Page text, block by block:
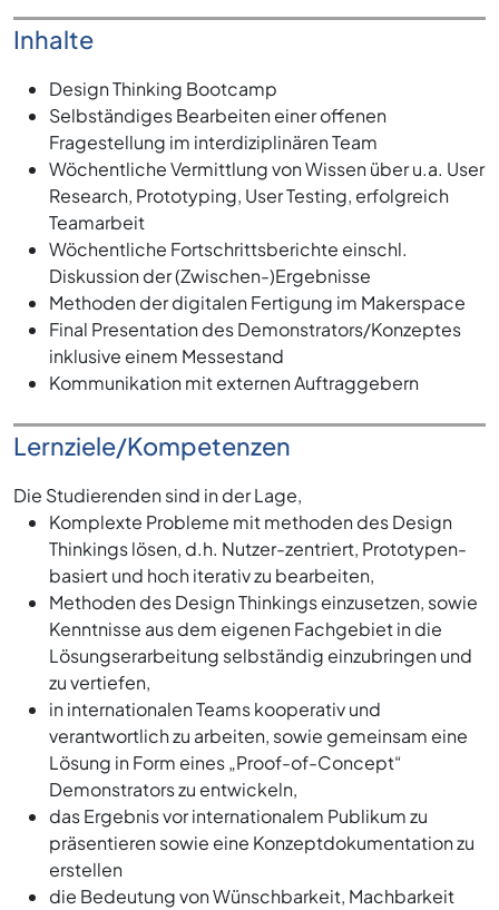
Inhalte
Design Thinking Bootcamp
Selbständiges Bearbeiten einer offenen
Fragestellung im interdiziplinären Team
Wöchentliche Vermittlung von Wissen über u.a. User
Research, Prototyping, User Testing, erfolgreich
Teamarbeit
Wöchentliche Fortschrittsberichte einschl.
Diskussion der (Zwischen-)Ergebnisse
Methoden der digitalen Fertigung im Makerspace
Final Presentation des Demonstrators/Konzeptes
inklusive einem Messestand
Kommunikation mit externen Auftraggebern
Lernziele/Kompetenzen
Die Studierenden sind in der Lage,
Komplexte Probleme mit methoden des Design
Thinkings lösen, d.h. Nutzer-zentriert, Prototypen-
basiert und hoch iterativ zu bearbeiten,
Methoden des Design Thinkings einzusetzen, sowie
Kenntnisse aus dem eigenen Fachgebiet in die
Lösungserarbeitung selbständig einzubringen und
zu vertiefen,
in internationalen Teams kooperativ und
verantwortlich zu arbeiten, sowie gemeinsam eine
Lösung in Form eines „Proof-of-Concept“
Demonstrators zu entwickeln,
das Ergebnis vor internationalem Publikum zu
präsentieren sowie eine Konzeptdokumentation zu
erstellen
die Bedeutung von Wünschbarkeit, Machbarkeit